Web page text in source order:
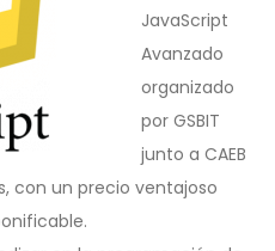
JavaScript
Avanzado
organizado
por GSBIT
junto a CAEB
con un precio ventajoso